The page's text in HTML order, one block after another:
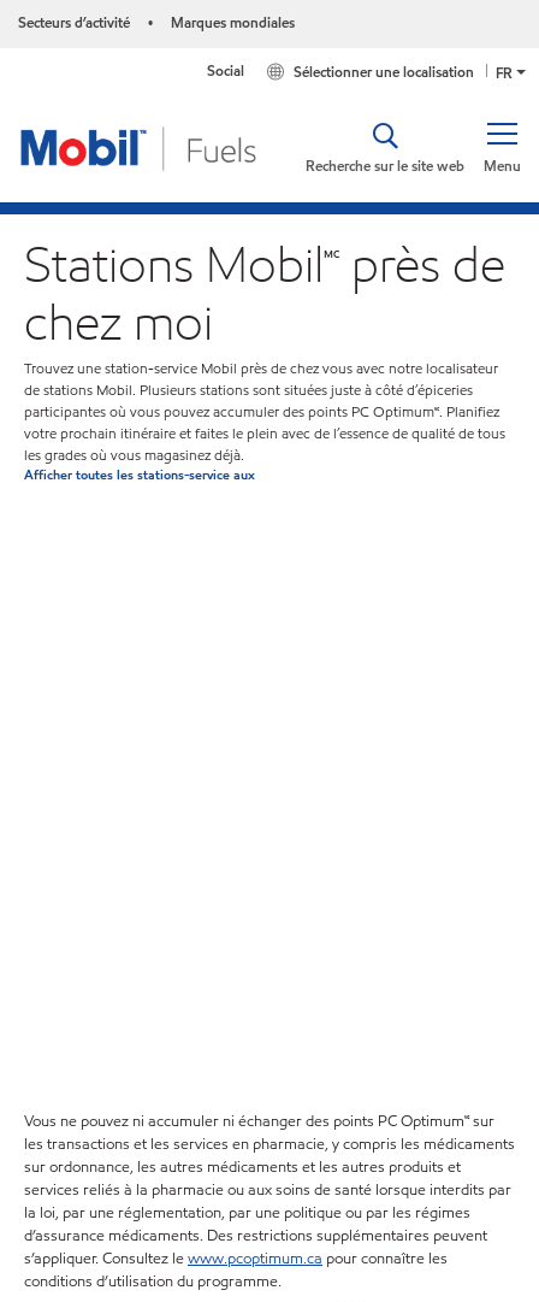
Secteurs d’activité • Marques mondiales
FR
Sélectionner une localisation
Social
Menu
Recherche sur le site web
Stations Mobil🅪 près de
chez moi
Trouvez une station-service Mobil près de chez vous avec notre localisateur
de stations Mobil. Plusieurs stations sont situées juste à côté d’épiceries
participantes où vous pouvez accumuler des points PC Optimum🅪. Planifiez
votre prochain itinéraire et faites le plein avec de l’essence de qualité de tous
les grades où vous magasinez déjà.
Afficher toutes les stations-service aux
Vous ne pouvez ni accumuler ni échanger des points PC Optimum🅪 sur
les transactions et les services en pharmacie, y compris les médicaments
sur ordonnance, les autres médicaments et les autres produits et
services reliés à la pharmacie ou aux soins de santé lorsque interdits par
la loi, par une réglementation, par une politique ou par les régimes
d’assurance médicaments. Des restrictions supplémentaires peuvent
s’appliquer. Consultez lewww.pcoptimum.ca pour connaître les
conditions d’utilisation du programme.